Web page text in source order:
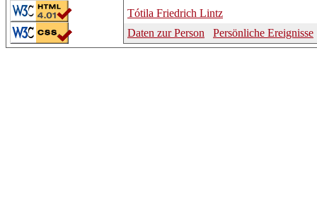
Tótila Friedrich Lintz
Daten zur Person
Persönliche Ereignisse